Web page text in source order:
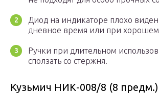
Диод на индикаторе плохо
дневное время или при
Ручки при длительном
сползать со стержня.
Кузьмич НИК-008/8 (8 предм.)